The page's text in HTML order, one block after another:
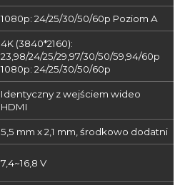
1080p: 24/25/30/50/60p Poziom A
4K (3840*2160):
23,98/24/25/29,97/30/50/59,94/60p
1080p: 24/25/30/50/60p
Identyczny z wejściem wideo
HDMI
5,5 mm x 2,1 mm, środkowo dodatni
7,4~16,8 V